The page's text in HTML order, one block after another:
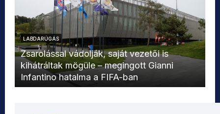
LABDARÚGÁS
Zsarolással vádolják, saját vezetői is
kihátráltak mögüle – megingott Gianni
Infantino hatalma a FIFA-ban